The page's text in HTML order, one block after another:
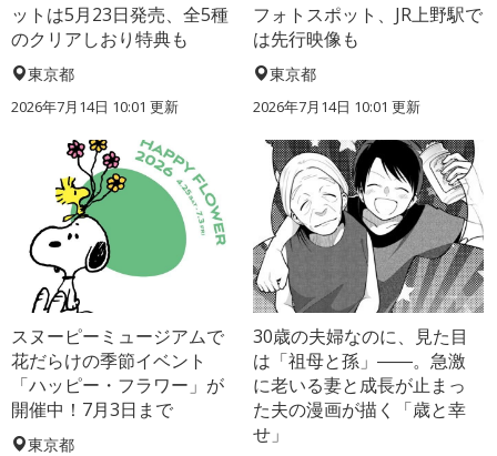
ットは5月23日発売、全5種
のクリアしおり特典も
東京都
2026年7月14日 10:01 更新
フォトスポット、JR上野駅で
は先行映像も
東京都
2026年7月14日 10:01 更新
スヌーピーミュージアムで
花だらけの季節イベント
「ハッピー・フラワー」が
開催中！7月3日まで
東京都
30歳の夫婦なのに、見た目
は「祖母と孫」――。急激
に老いる妻と成長が止まっ
た夫の漫画が描く「歳と幸
せ」